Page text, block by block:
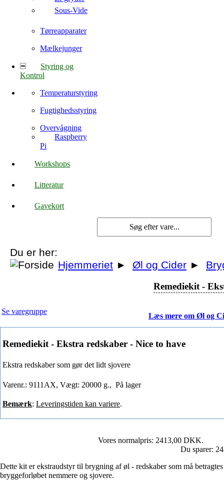
Sous-Vide
Tørreapparater
Mælkejunger
Styring og
Kontrol
Temperaturstyring
Fugtighedsstyring
Overvågning
Raspberry
Pi
Workshops
Litteratur
Gavekort
Du er her:
Hjemmeriet ► Øl og Cider ►
Remediekit -
Se varegruppe
Læs mere om Øl og
Remediekit - Ekstra redskaber - Nice to have
Ekstra redskaber som gør det lidt sjovere
Varenr.: 9111AX, Vægt: 20000 g., På lager
Bemærk: Leveringstiden kan variere.
Vores normalpris: 2413,00 DKK.
Du sparer:
Dette kit er ekstraudstyr til brygning af øl - redskaber som må
bryggeforløbet nemmere og sjovere.